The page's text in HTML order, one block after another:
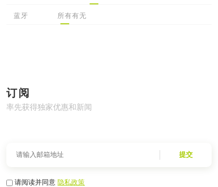
蓝牙 所有有 无
订阅
率先获得独家优惠和新闻
提交
请阅读并同意隐私政策